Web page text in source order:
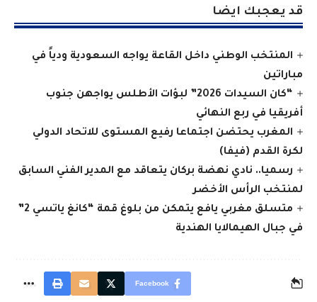
قد يعجبك ايضا
المنتخب الوطني داخل القاعة يواجه السعودية ودياً في
مباراتين
“كان السيدات 2026” لبؤات الأطلس يواجهن جنوب
أفريقيا في ربع النهائي
المغرب يحتضن اجتماعا رفيع المستوى للاتحاد الدولي
لكرة القدم (فيفا)
رسميا.. نادي نهضة بركان يتعاقد مع المدير الفني السابق
لمنتخب الرأس الأخضر
متسلق مغربي يافع يتمكن من بلوغ قمة “كانغ ياتسي 2”
في جبال الهيمالايا الهندية
Facebook